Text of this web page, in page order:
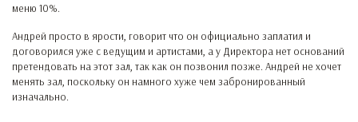
меню 10%.
Андрей просто в ярости, говорит что он официально заплатил и
договорился уже с ведущим и артистами, а у Директора нет оснований
претендовать на этот зал, так как он позвонил позже. Андрей не хочет
менять зал, поскольку он намного хуже чем забронированный
изначально.